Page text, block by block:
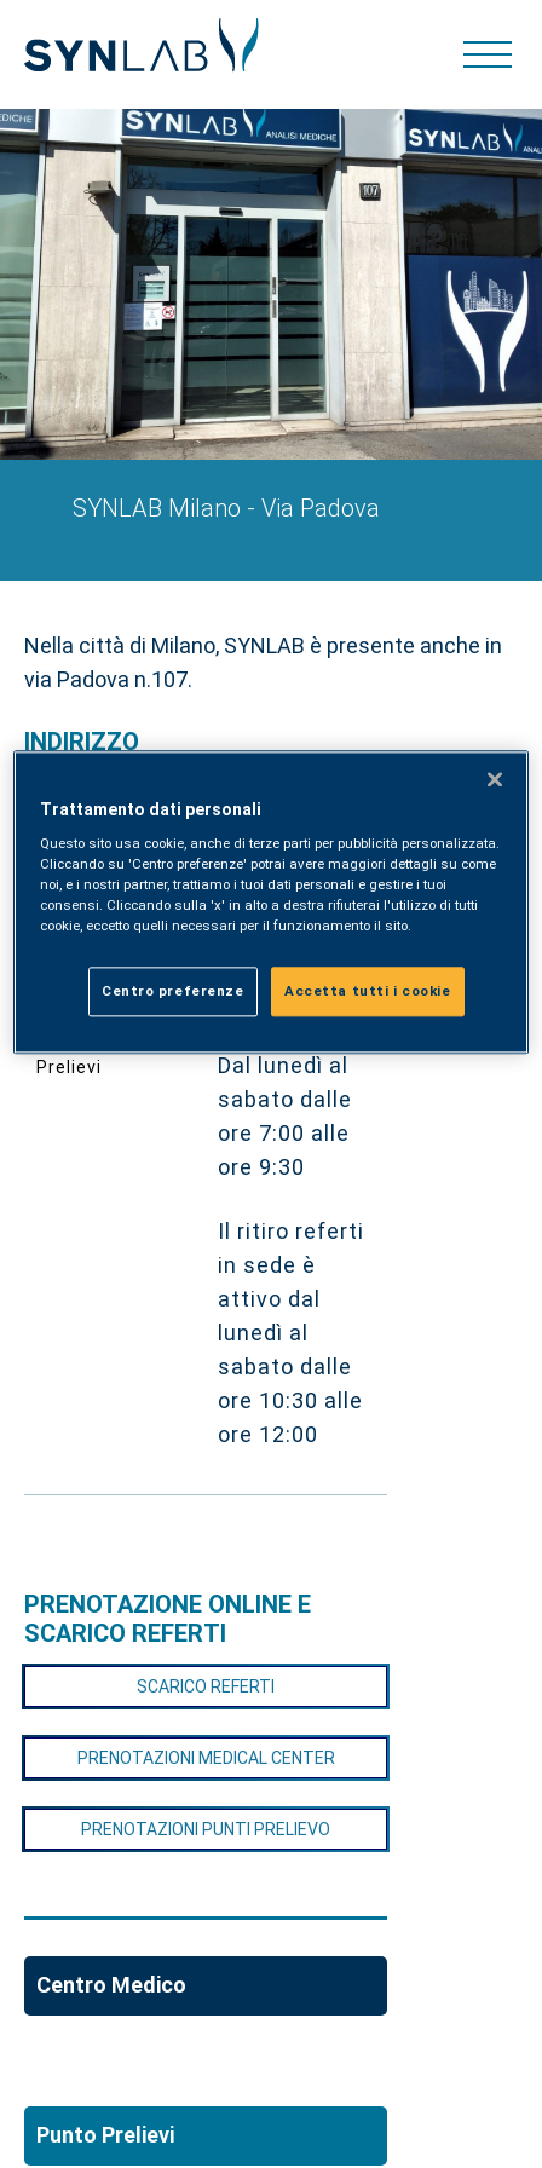
SYNLAB Milano - Via Padova
Nella città di Milano, SYNLAB è presente anche in
via Padova n.107.
INDIRIZZO
CONTATTI
📞tel.+39 02 30309298
✉️ e-mail:poli.viapadova@synlab.it
🕜 ORARI
Prelievi
Dal lunedì al
sabato dalle
ore 7:00 alle
ore 9:30
Il ritiro referti
in sede è
attivo dal
lunedì al
sabato dalle
ore 10:30 alle
ore 12:00
PRENOTAZIONE ONLINE E
SCARICO REFERTI
SCARICO REFERTI
PRENOTAZIONI MEDICAL CENTER
PRENOTAZIONI PUNTI PRELIEVO
Centro Medico
Punto Prelievi
Trattamento dati personali
Questo sito usa cookie, anche di terze parti per pubblicità personalizzata.
Cliccando su 'Centro preferenze' potrai avere maggiori dettagli su come
noi, e i nostri partner, trattiamo i tuoi dati personali e gestire i tuoi
consensi. Cliccando sulla 'x' in alto a destra rifiuterai l'utilizzo di tutti
cookie, eccetto quelli necessari per il funzionamento il sito.
Centro preferenze Accetta tutti i cookie